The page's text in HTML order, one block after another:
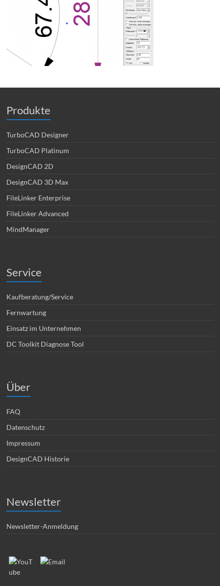
Produkte
TurboCAD Designer
TurboCAD Platinum
DesignCAD 2D
DesignCAD 3D Max
FileLinker Enterprise
FileLinker Advanced
MindManager
Service
Kaufberatung/Service
Fernwartung
Einsatz im Unternehmen
DC Toolkit Diagnose Tool
Über
FAQ
Datenschutz
Impressum
DesignCAD Historie
Newsletter
Newsletter-Anmeldung